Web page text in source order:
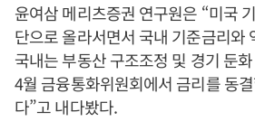
윤여삼 메리츠증권 연구원은 “미국
단으로 올라서면서 국내 기준금리와
국내는 부동산 구조조정 및 경기 둔
4월 금융통화위원회에서 금리를 동
다”고 내다봤다.